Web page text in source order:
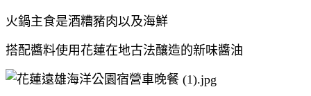
火鍋主食是酒糟豬肉以及海鮮
搭配醬料使用花蓮在地古法釀造的新味醬油